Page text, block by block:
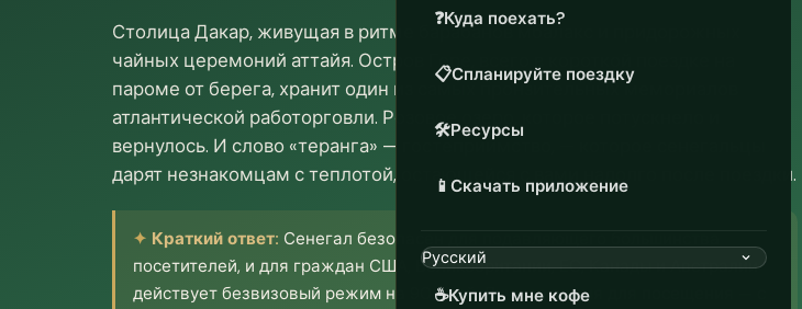
❓Куда поехать?
📋Спланируйте поездку
🛠️Ресурсы
📱 Скачать приложение
☕Купить мне кофе
Столица Дакар, живущая в ритме барабанов мбалакс и придорожных
чайных церемоний аттайя. Остров Горе, всего в короткой поездке на
пароме от берега, хранит один из самых пронзительных мемориалов
атлантической работорговли. Розовое озеро, которое потускнело и
вернулось. И слово «теранга» — гостеприимство, — которое сенегальцы
дарят незнакомцам с теплотой, остающейся с вами надолго после поездки.
Краткий ответ: Сенегал безопасен для подавляющего большинства
посетителей, и для граждан США, Великобритании, ЕС, Канады и Австралии
действует безвизовый режим на 90 дней. Лучшее время для посещения — с